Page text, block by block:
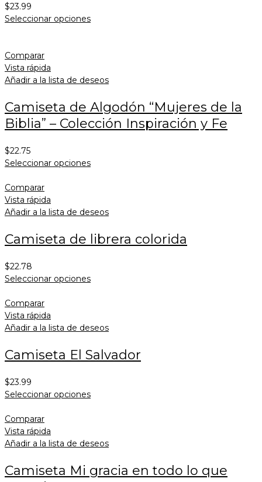
$23.99
Seleccionar opciones
Comparar
Vista rápida
Añadir a la lista de deseos
Camiseta de Algodón “Mujeres de la
Biblia” – Colección Inspiración y Fe
$22.75
Seleccionar opciones
Comparar
Vista rápida
Añadir a la lista de deseos
Camiseta de librera colorida
$22.78
Seleccionar opciones
Comparar
Vista rápida
Añadir a la lista de deseos
Camiseta El Salvador
$23.99
Seleccionar opciones
Comparar
Vista rápida
Añadir a la lista de deseos
Camiseta Mi gracia en todo lo que